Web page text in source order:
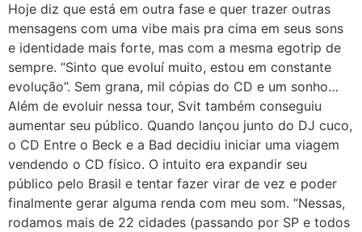
Hoje diz que está em outra fase e quer trazer outras
mensagens com uma vibe mais pra cima em seus sons
e identidade mais forte, mas com a mesma egotrip de
sempre. “Sinto que evoluí muito, estou em constante
evolução”. Sem grana, mil cópias do CD e um sonho…
Além de evoluir nessa tour, Svit também conseguiu
aumentar seu público. Quando lançou junto do DJ cuco,
o CD Entre o Beck e a Bad decidiu iniciar uma viagem
vendendo o CD físico. O intuito era expandir seu
público pelo Brasil e tentar fazer virar de vez e poder
finalmente gerar alguma renda com meu som. “Nessas,
rodamos mais de 22 cidades (passando por SP e todos